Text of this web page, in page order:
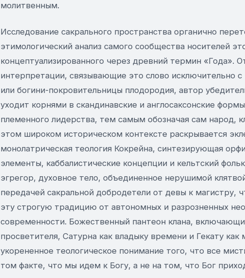
молитвенным.
Исследование сакрального пространства органично
этимологический анализ самого сообщества носителей
концептуализированного через древний термин «Года».
интерпретации, связывающие это слово исключительно
или богини-покровительницы плодородия, автор
уходит корнями в скандинавские и англосаксонские
племенного лидерства, тем самым обозначая сам народ,
этом широком историческом контексте раскрывается
монолатрическая теология Кокрейна, синтезирующая
элементы, каббалистические концепции и кельтский
эгрегор, духовное тело, объединенное нерушимой
передачей сакральной добродетели от девы к магистру,
эту строгую традицию от автономных и разрозненных
современности. Божественный пантеон клана,
просветителя, Сатурна как владыку времени и Гекату
укорененное теологическое понимание того, что все
том факте, что мы идем к Богу, а не на том, что Бог